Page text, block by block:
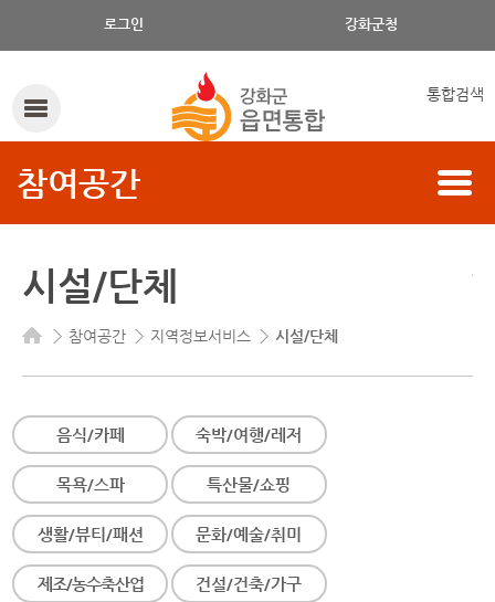
로그인 강화군청
통합검색
참여공간
시설/단체
참여공간 지역정보서비스 시설/단체
음식/카페 숙박/여행/레저
목욕/스파 특산물/쇼핑
생활/뷰티/패션 문화/예술/취미
제조/농수축산업 건설/건축/가구